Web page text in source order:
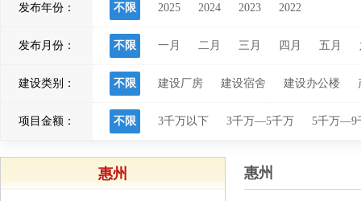
粤港澳大湾区应用场景创新中心（前海）
发布年份： 不限 2025 2024 2023 2022
发布月份： 不限 一月 二月 三月 四月 五月
建设类别： 不限 建设厂房 建设宿舍 建设办公楼
项目金额： 不限 3千万以下 3千万—5千万 5千万—9
惠州 惠州